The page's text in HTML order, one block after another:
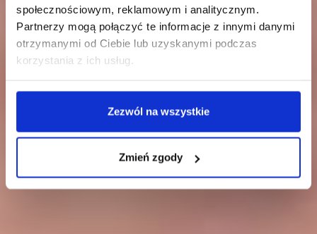
społecznościowym, reklamowym i analitycznym.
Partnerzy mogą połączyć te informacje z innymi danymi
otrzymanymi od Ciebie lub uzyskanymi podczas
korzystania z ich usług.
Zezwól na wszystkie
Zmień zgody